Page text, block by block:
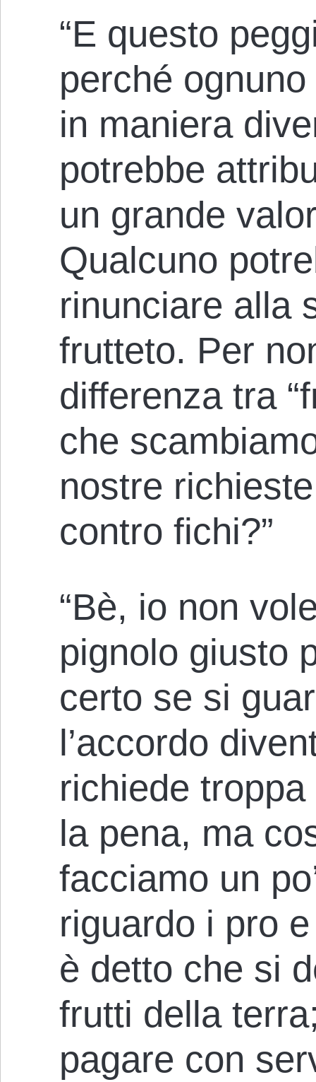
“E questo
perché
in maniera
potrebbe
un grande
Qualcuno
rinunciare alla
frutteto. Per
differenza tra
che
nostre
contro fichi?”
“Bè, io non
pignolo giusto
certo se si
l’accordo
richiede
la pena, ma
facciamo un
riguardo i pro
è detto che si
frutti della
pagare con